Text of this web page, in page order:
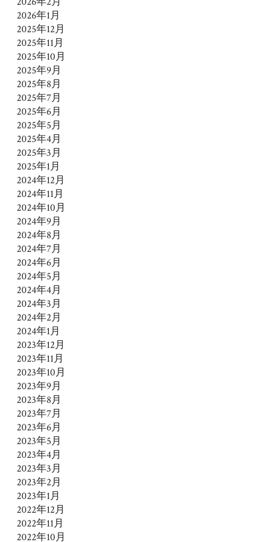
2026年1月
2025年12月
2025年11月
2025年10月
2025年9月
2025年8月
2025年7月
2025年6月
2025年5月
2025年4月
2025年3月
2025年1月
2024年12月
2024年11月
2024年10月
2024年9月
2024年8月
2024年7月
2024年6月
2024年5月
2024年4月
2024年3月
2024年2月
2024年1月
2023年12月
2023年11月
2023年10月
2023年9月
2023年8月
2023年7月
2023年6月
2023年5月
2023年4月
2023年3月
2023年2月
2023年1月
2022年12月
2022年11月
2022年10月